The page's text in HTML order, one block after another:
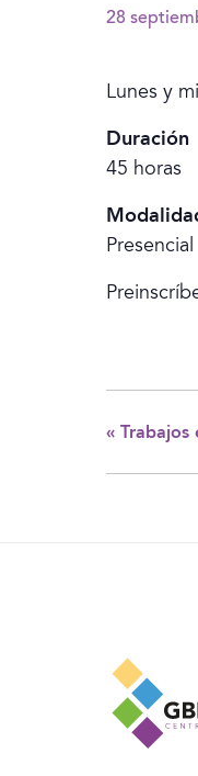
28
Lunes y
Duración
45 horas
Presencial
« Trabajos